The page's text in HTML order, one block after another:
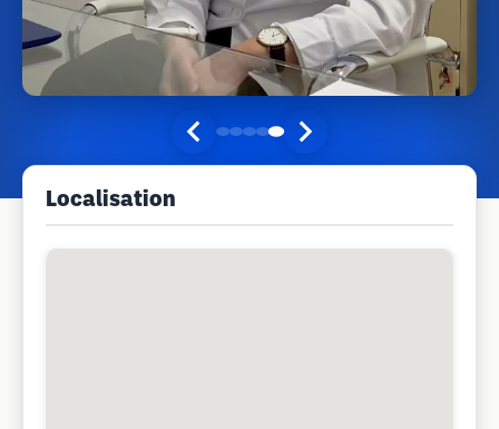
Localisation